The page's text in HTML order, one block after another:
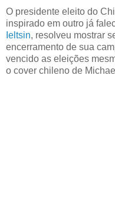
O presidente eleito do
inspirado em outro já
Ieltsin, resolveu mostrar
encerramento de sua
vencido as eleições
o cover chileno de